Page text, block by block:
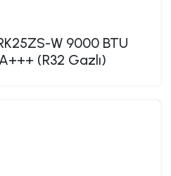
W 9000 BTU
(R32 Gazlı)